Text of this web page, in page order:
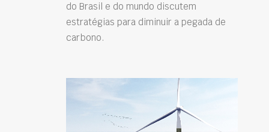
do Brasil e do mundo discutem
estratégias para diminuir a pegada de
carbono.